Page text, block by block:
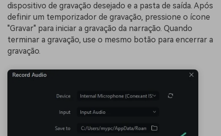
dispositivo de gravação desejado e a pasta de saída. Após
definir um temporizador de gravação, pressione o ícone
"Gravar" para iniciar a gravação da narração. Quando
terminar a gravação, use o mesmo botão para encerrar a
gravação.